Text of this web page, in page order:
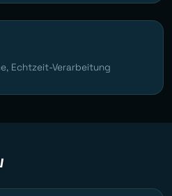
Echtzeit-Verarbeitung